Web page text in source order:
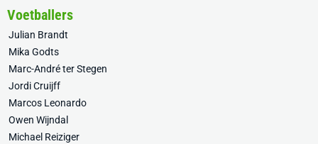
Voetballers
Julian Brandt
Mika Godts
Marc-André ter Stegen
Jordi Cruijff
Marcos Leonardo
Owen Wijndal
Michael Reiziger